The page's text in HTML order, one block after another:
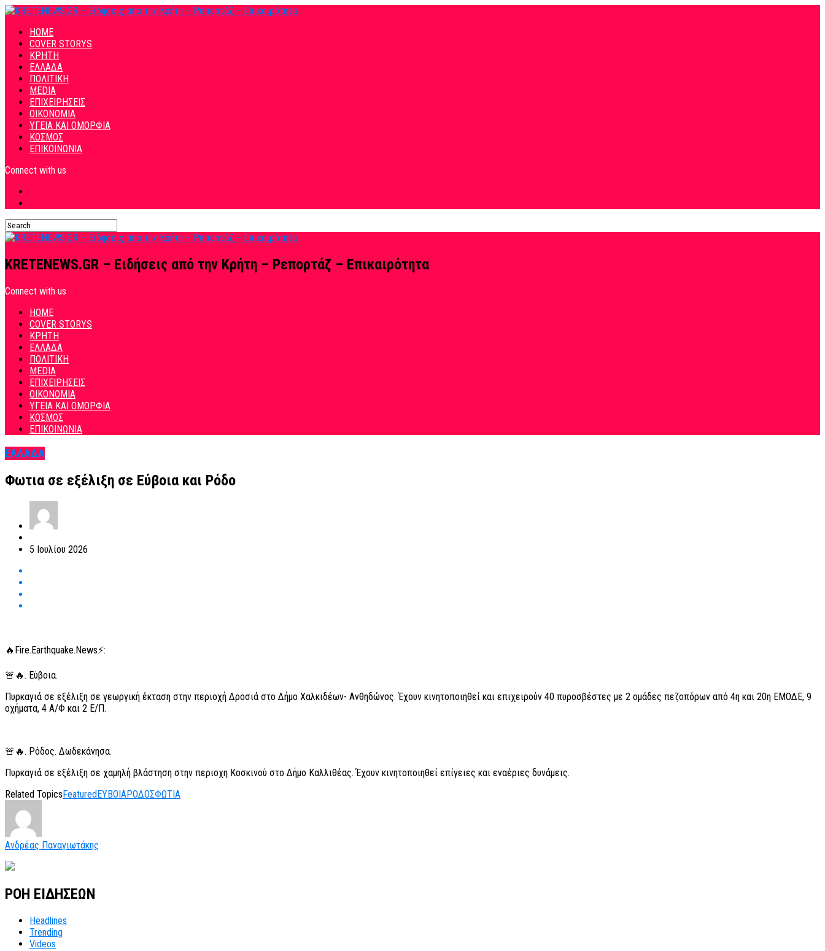
HOME
COVER STORYS
ΚΡΗΤΗ
ΕΛΛΑΔΑ
ΠΟΛΙΤΙΚΗ
MEDIA
ΕΠΙΧΕΙΡΗΣΕΙΣ
ΟΙΚΟΝΟΜΙΑ
ΥΓΕΙΑ ΚΑΙ ΟΜΟΡΦΙΑ
ΚΟΣΜΟΣ
ΕΠΙΚΟΙΝΩΝΙΑ
Connect with us
KRETENEWS.GR – Ειδήσεις από την Κρήτη – Ρεπορτάζ – Επικαιρότητα
Connect with us
HOME
COVER STORYS
ΚΡΗΤΗ
ΕΛΛΑΔΑ
ΠΟΛΙΤΙΚΗ
MEDIA
ΕΠΙΧΕΙΡΗΣΕΙΣ
ΟΙΚΟΝΟΜΙΑ
ΥΓΕΙΑ ΚΑΙ ΟΜΟΡΦΙΑ
ΚΟΣΜΟΣ
ΕΠΙΚΟΙΝΩΝΙΑ
ΕΛΛΑΔΑ
Φωτια σε εξέλιξη σε Εύβοια και Ρόδο
5 Ιουλίου 2026
🔥Fire.Earthquake.News⚡:
🚨🔥. Εύβοια.
Πυρκαγιά σε εξέλιξη σε γεωργική έκταση στην περιοχή Δροσιά στο Δήμο Χαλκιδέων- Ανθηδώνος. Έχουν κινητοποιηθεί και επιχειρούν 40 πυροσβέστες με 2 ομάδες πεζοπόρων από 4η και 20η ΕΜΟΔΕ, 9
οχήματα, 4 Α/Φ και 2 Ε/Π.
🚨🔥. Ρόδος. Δωδεκάνησα.
Πυρκαγιά σε εξέλιξη σε χαμηλή βλάστηση στην περιοχη Κοσκινού στο Δήμο Καλλιθέας. Έχουν κινητοποιηθεί επίγειες και εναέριες δυνάμεις.
Related Topics Featured ΕΥΒΟΙΑΡΟΔΟΣΦΩΤΙΑ
Ανδρέας Παναγιωτάκης
ΡΟΗ ΕΙΔΗΣΕΩΝ
Headlines
Trending
Videos